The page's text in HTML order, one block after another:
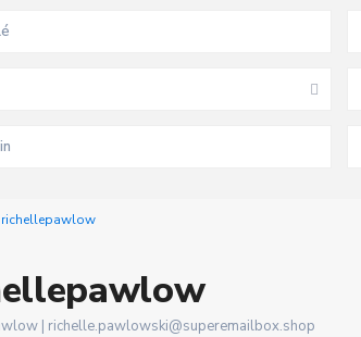
richellepawlow
| richelle.pawlowski@superemailbox.shop